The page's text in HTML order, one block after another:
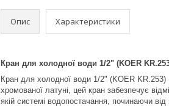
Опис Характеристики
Кран для холодної води 1/2" (KOER
Кран для холодної води 1/2" (KOER KR.253)
хромованої латуні, цей кран забезпечує
якій системі водопостачання, починаючи